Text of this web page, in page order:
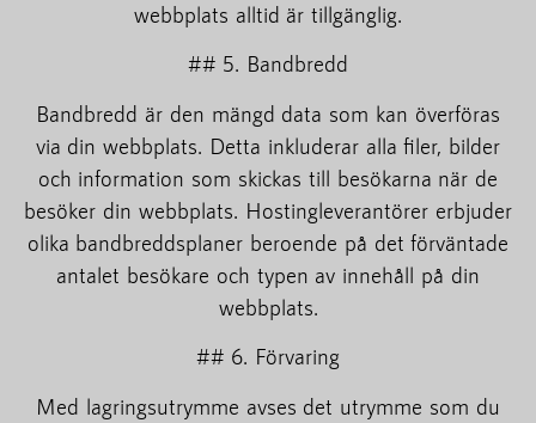
webbplats alltid är tillgänglig.
## 5. Bandbredd
Bandbredd är den mängd data som kan överföras
via din webbplats. Detta inkluderar alla filer, bilder
och information som skickas till besökarna när de
besöker din webbplats. Hostingleverantörer erbjuder
olika bandbreddsplaner beroende på det förväntade
antalet besökare och typen av innehåll på din
webbplats.
## 6. Förvaring
Med lagringsutrymme avses det utrymme som du